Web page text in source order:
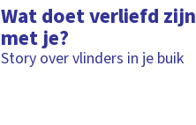
Wat doet verliefd zijn
met je?
Story over vlinders in je buik